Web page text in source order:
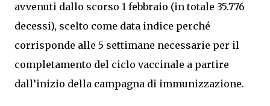
avvenuti dallo scorso 1 febbraio (in totale 35.776
decessi), scelto come data indice perché
corrisponde alle 5 settimane necessarie per il
completamento del ciclo vaccinale a partire
dall’inizio della campagna di immunizzazione.